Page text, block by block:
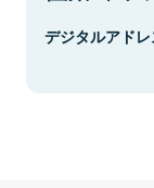
デジタルアドレ